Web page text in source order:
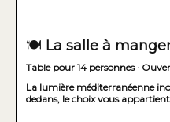
🍽️ La salle à
Table pour 14 personnes ·
La lumière méditerranéenne
dedans, le choix vous